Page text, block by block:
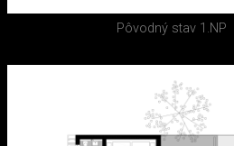
Pôvodný stav 1.NP